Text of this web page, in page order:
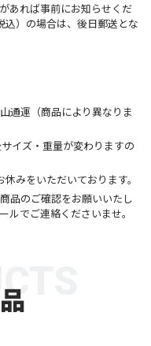
あれば事前にお知らせくだ
）の場合は、後日郵送とな
通運（商品により異なりま
イズ・重量が変わりますの
みをいただいております。
品のご確認をお願いいたし
ルでご連絡くださいませ。